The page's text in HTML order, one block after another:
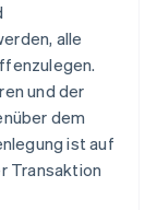
alle
und der
dem
ist auf
Transaktion